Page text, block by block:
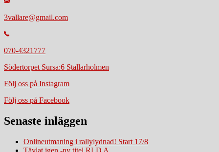
3vallare@gmail.com
070-4321777
Södertorpet Sursa:6 Stallarholmen
Följ oss på Instagram
Följ oss på Facebook
Senaste inläggen
Onlineutmaning i rallylydnad! Start 17/8